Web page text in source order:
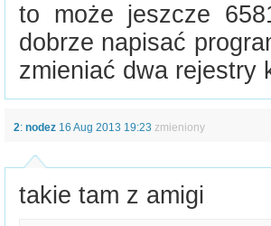
to może jeszcze
dobrze napisać
zmieniać dwa rejestry
2: nodez 16 Aug 2013 19:23 zmieniony
takie tam z amigi